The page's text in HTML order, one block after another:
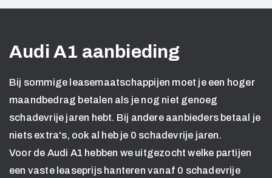
Audi A1 aanbieding
Bij sommige leasemaatschappijen moet je een hoger
maandbedrag betalen als je nog niet genoeg
schadevrije jaren hebt. Bij andere aanbieders betaal je
niets extra's, ook al heb je 0 schadevrije jaren.
Voor de Audi A1 hebben we uitgezocht welke partijen
een vaste leaseprijs hanteren vanaf 0 schadevrije